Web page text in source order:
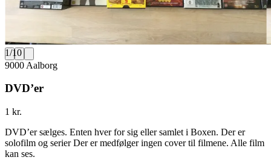
1/10
9000 Aalborg
DVD’er
1 kr.
DVD’er sælges. Enten hver for sig eller samlet i Boxen. Der er
solofilm og serier Der er medfølger ingen cover til filmene. Alle film
kan ses.